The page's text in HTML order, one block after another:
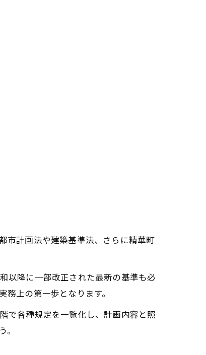
市計画法や建築基準法、さらに精華町
以降に一部改正された最新の基準も必
上の第一歩となります。
で各種規定を一覧化し、計画内容と照